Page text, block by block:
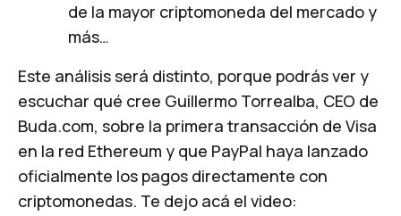
de la mayor criptomoneda del mercado y
más…
Este análisis será distinto, porque podrás ver y
escuchar qué cree Guillermo Torrealba, CEO de
Buda.com, sobre la primera transacción de Visa
en la red Ethereum y que PayPal haya lanzado
oficialmente los pagos directamente con
criptomonedas. Te dejo acá el video: